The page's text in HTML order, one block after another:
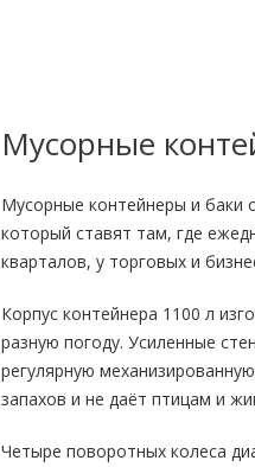
Мусорные
Мусорные контейнеры и баки
который ставят там, где
кварталов, у торговых и
Корпус контейнера 1100 л
разную погоду. Усиленные
регулярную
запахов и не даёт птицам и
Четыре поворотных колеса